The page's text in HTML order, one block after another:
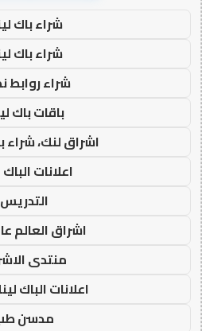
شراء باك
شراء باك
شراء روابط
باقات باك
اشراق لنك، شراء
اعلانات
التدريس
اشراق العالم
منتدى
اعلانات الباك لينك
مدسن